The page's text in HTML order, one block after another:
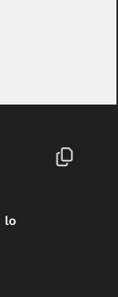
lo